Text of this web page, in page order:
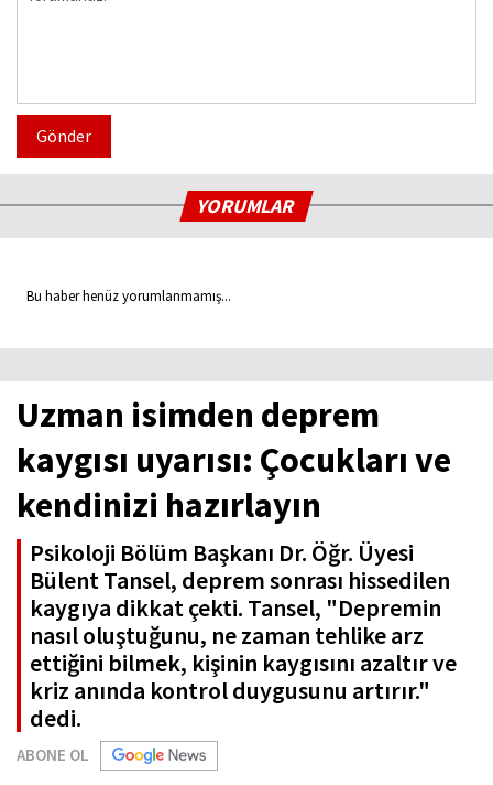
Gönder
YORUMLAR
Bu haber henüz yorumlanmamış...
Uzman isimden deprem
kaygısı uyarısı: Çocukları ve
kendinizi hazırlayın
Psikoloji Bölüm Başkanı Dr. Öğr. Üyesi
Bülent Tansel, deprem sonrası hissedilen
kaygıya dikkat çekti. Tansel, "Depremin
nasıl oluştuğunu, ne zaman tehlike arz
ettiğini bilmek, kişinin kaygısını azaltır ve
kriz anında kontrol duygusunu artırır."
dedi.
ABONE OL